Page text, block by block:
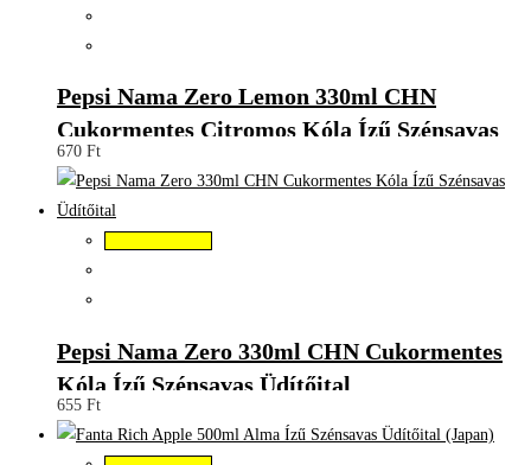
Pepsi Nama Zero Lemon 330ml CHN
Cukormentes Citromos Kóla Ízű Szénsavas
Üdítőital
670 Ft
Pepsi Nama Zero 330ml CHN Cukormentes
Kóla Ízű Szénsavas Üdítőital
655 Ft